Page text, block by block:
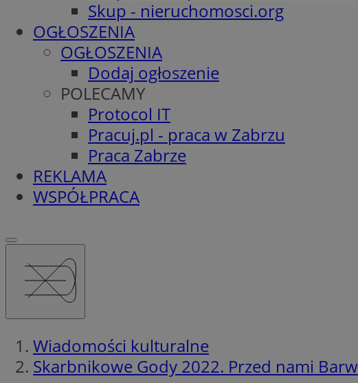
Skup - nieruchomosci.org
OGŁOSZENIA
OGŁOSZENIA
Dodaj ogłoszenie
POLECAMY
Protocol IT
Pracuj.pl - praca w Zabrzu
Praca Zabrze
REKLAMA
WSPÓŁPRACA
Wiadomości kulturalne
Skarbnikowe Gody 2022. Przed nami